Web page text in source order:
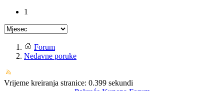
1
Forum
Nedavne poruke
Vrijeme kreiranja stranice: 0.399 sekundi